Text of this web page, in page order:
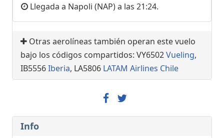
Llegada a Napoli (NAP) a las 21:24.
Otras aerolíneas también operan este vuelo
bajo los códigos compartidos: VY6502Vueling,
IB5556Iberia, LA5806 LATAM Airlines Chile
Info